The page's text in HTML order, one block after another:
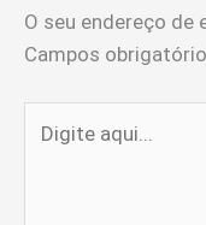
O seu endereço de
Campos
aqui...